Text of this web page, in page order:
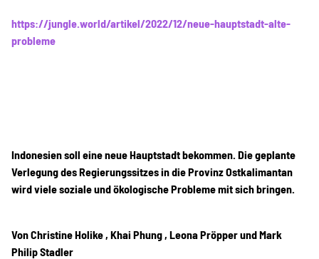
Projekte
Stellenangebote
https://jungle.world/artikel/2022/12/neue-hauptstadt-alte-
probleme
Indonesien soll eine neue Hauptstadt bekommen. Die geplante
Verlegung des Regierungssitzes in die Provinz Ostkalimantan
wird viele soziale und ökologische Probleme mit sich bringen.
Von Christine Holike , Khai Phung , Leona Pröpper und Mark
Philip Stadler